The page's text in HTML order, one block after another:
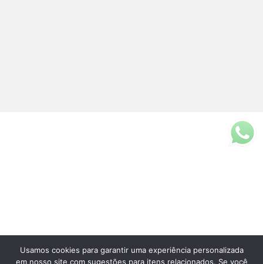
Fale Conosco
Usamos cookies para garantir uma experiência personalizada
em nosso site com sugestões para itens relacionados. Se você